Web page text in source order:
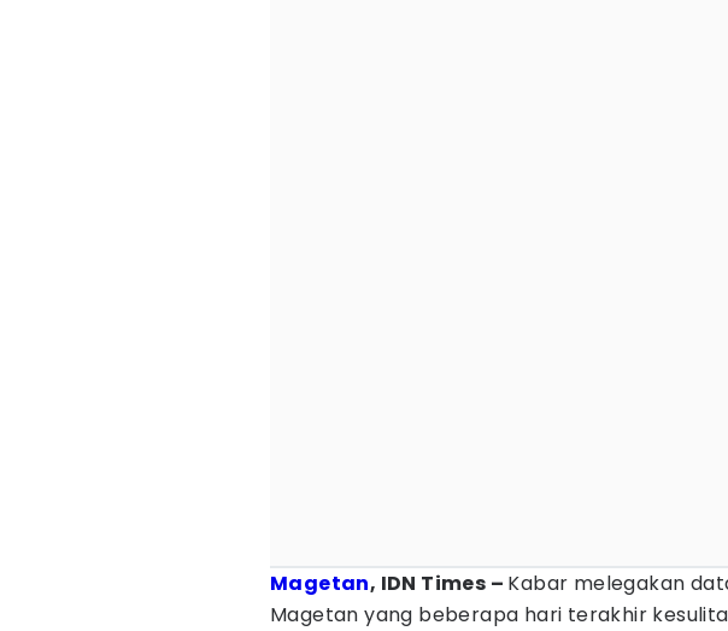
Magetan, IDN Times – Kabar melegakan
Magetan yang beberapa hari terakhir